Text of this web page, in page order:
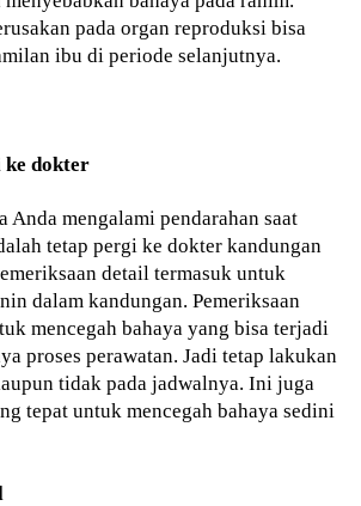
pada organ reproduksi bisa
ibu di periode selanjutnya.
ke dokter
Anda mengalami pendarahan saat
tetap pergi ke dokter kandungan
detail termasuk untuk
dalam kandungan. Pemeriksaan
mencegah bahaya yang bisa terjadi
proses perawatan. Jadi tetap lakukan
tidak pada jadwalnya. Ini juga
tepat untuk mencegah bahaya sedini